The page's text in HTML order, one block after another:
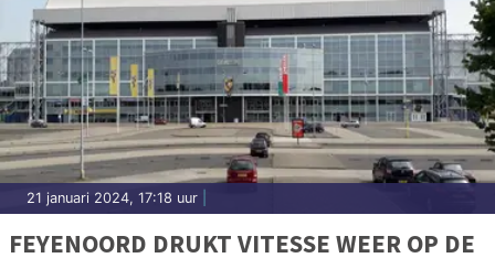
21 januari 2024, 17:18 uur
FEYENOORD DRUKT VITESSE WEER OP DE